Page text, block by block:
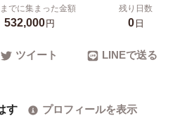
でに集まった金額
532,000円
残り日数
0日
ツイート LINEで送る
す プロフィールを表示